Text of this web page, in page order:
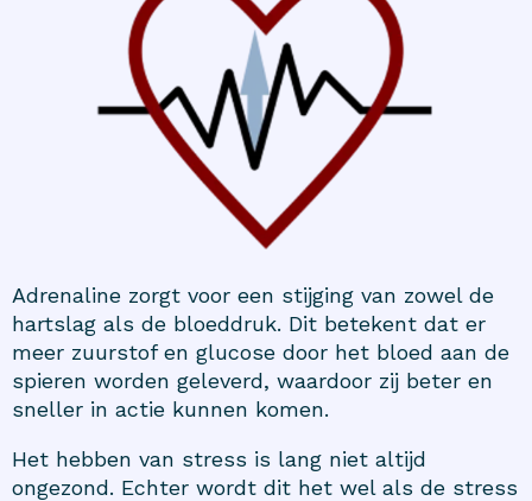
Adrenaline zorgt voor een stijging van zowel de
hartslag als de bloeddruk. Dit betekent dat er
meer zuurstof en glucose door het bloed aan de
spieren worden geleverd, waardoor zij beter en
sneller in actie kunnen komen.
Het hebben van stress is lang niet altijd
ongezond. Echter wordt dit het wel als de stress